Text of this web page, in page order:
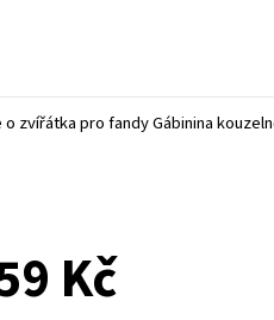
o zvířátka pro fandy Gábinina
Kč